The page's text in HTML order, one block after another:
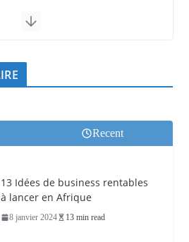
Recent
13 Idées de business rentables
à lancer en Afrique
8 janvier 2024 13 min read